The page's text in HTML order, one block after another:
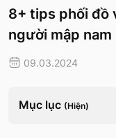
8+ tips phối đồ
người mập nam
09.03.2024
Mục lục (Hiện)